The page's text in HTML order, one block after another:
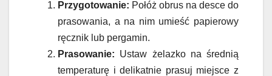
Przygotowanie: Połóż obrus na desce do
prasowania, a na nim umieść papierowy
ręcznik lub pergamin.
Prasowanie: Ustaw żelazko na średnią
temperaturę i delikatnie prasuj miejsce z